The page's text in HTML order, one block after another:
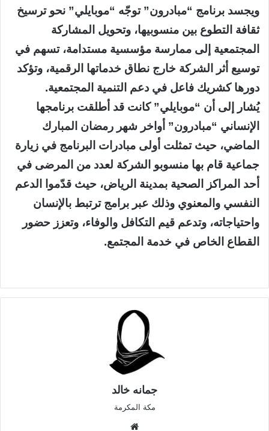
ويجسد برنامج “مبادرون” توجّه “موبايلي” نحو ترسيخ
ثقافة التطوع بين منسوبيها، وتحويل المشاركة
المجتمعية إلى ممارسة مؤسسية مستدامة، تسهم في
توسيع أثر الشركة خارج نطاق خدماتها الرقمية، وتؤكد
دورها كشريك فاعل في دعم التنمية المجتمعية.
يُشار إلى أن “موبايلي” كانت قد أطلقت برنامجها
الإنساني “مبادرون” أواخر شهر رمضان المبارك
الماضي، حيث تمثلت أولى مبادرات البرنامج في زيارة
جماعية قام بها منسوبو الشركة لعدد من المرضى في
أحد المراكز الصحية بمدينة الرياض، حيث قدّموا الدعم
النفسي والمعنوي وذلك عبر برامج ترتبط بالإنسان
واحتياجاته، وتدعم قيم التكافل والوفاء، وتعزز حضور
القطاع الخاص في خدمة المجتمع.
جمانه خالد
مكة المكرمة